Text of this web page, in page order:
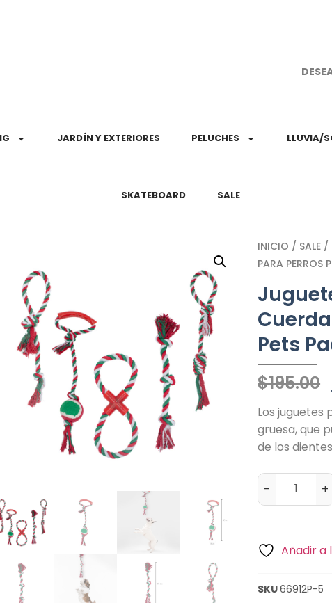
JARDÍN Y EXTERIORES PELUCHES LLUVIA/
SKATEBOARD SALE
INICIO / SALE /
PARA PERROS
Pets
$195.00
Los
gruesa, que
de los
- +
Añadir a
SKU66912P-5